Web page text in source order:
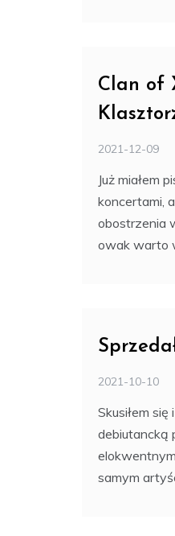
Clan of
2021-12-09
Już miałem
koncertami,
obostrzenia
owak warto
2021-10-10
Skusiłem
debiutancką
elokwentnym
samym